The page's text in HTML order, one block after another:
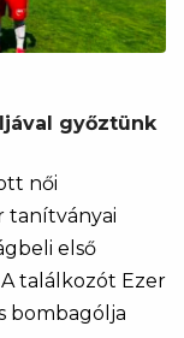
győztünk
női
tanítványai
első
találkozót Ezer
bombagólja